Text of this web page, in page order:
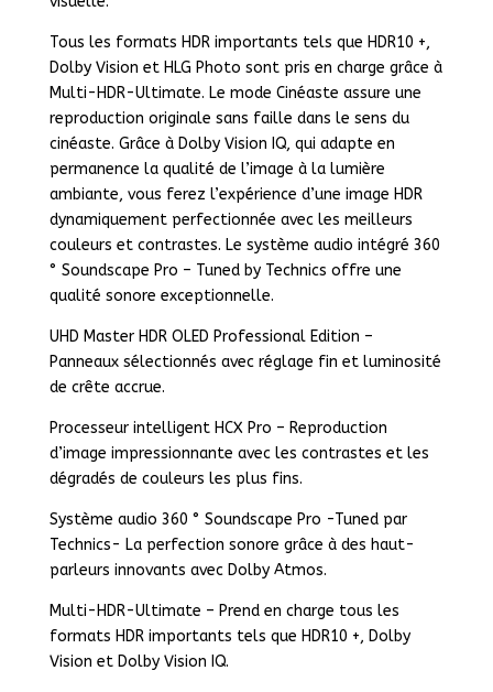
Tous les formats HDR importants tels que HDR10 +,
Dolby Vision et HLG Photo sont pris en charge grâce à
Multi-HDR-Ultimate. Le mode Cinéaste assure une
reproduction originale sans faille dans le sens du
cinéaste. Grâce à Dolby Vision IQ, qui adapte en
permanence la qualité de l’image à la lumière
ambiante, vous ferez l’expérience d’une image HDR
dynamiquement perfectionnée avec les meilleurs
couleurs et contrastes. Le système audio intégré 360
° Soundscape Pro – Tuned by Technics offre une
qualité sonore exceptionnelle.
UHD Master HDR OLED Professional Edition –
Panneaux sélectionnés avec réglage fin et luminosité
de crête accrue.
Processeur intelligent HCX Pro – Reproduction
d’image impressionnante avec les contrastes et les
dégradés de couleurs les plus fins.
Système audio 360 ° Soundscape Pro -Tuned par
Technics- La perfection sonore grâce à des haut-
parleurs innovants avec Dolby Atmos.
Multi-HDR-Ultimate – Prend en charge tous les
formats HDR importants tels que HDR10 +, Dolby
Vision et Dolby Vision IQ.